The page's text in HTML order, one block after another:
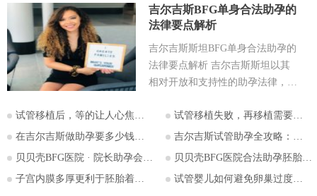
吉尔吉斯BFG单身合法助孕的
法律要点解析
吉尔吉斯斯坦BFG单身合法助孕的
法律要点解析 吉尔吉斯斯坦以其
相对开放和支持性的助孕法律，成
地。特别是对于希望通过助孕实现
为人父母梦想的单身人士，吉尔吉
斯斯坦的法律框架值得深入探讨。
法律的核心要点，并特别关注单身
试管移植后，等的让人心焦的胎心和胎芽，何时会出现？
试管移植失败，再移植需要注意哪些？
在吉尔吉斯做助孕要多少钱？2026比什凯克费用全公开，拒绝隐形消费
吉尔吉斯试管助孕全攻略：为什么越来越多的中国家庭选择比什凯克？
贝贝壳BFG医院 · 院长助孕会（济南站）
贝贝壳BFG医院合法助孕胚胎移植流程详解
子宫内膜多厚更利于胚胎着床？
试管婴儿如何避免卵巢过度刺激综合征